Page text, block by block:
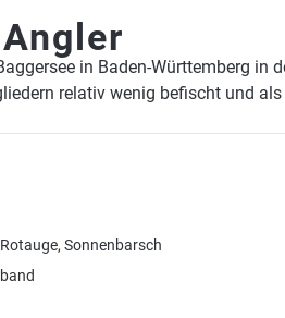
in Baden-Württemberg in
relativ wenig befischt und
Sonnenbarsch